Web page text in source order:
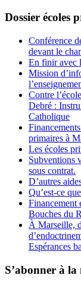
Dossier écoles
Conférence
devant le
En finir avec
Mission
Contre
Debré :
Catholique
primaires à
Les écoles
Subventions
sous contrat.
D’autres
Qu’est-ce
Financement
Bouches du
À Marseille,
Espérances
S’abonner à la